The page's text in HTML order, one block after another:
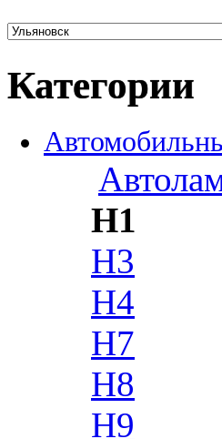
Категории
H1
H3
H4
H7
H8
H9